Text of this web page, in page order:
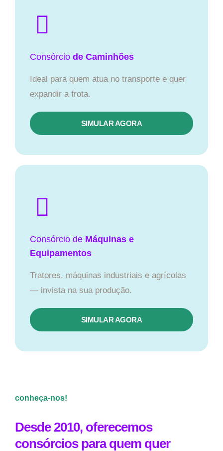
Consórcio de Caminhões
Ideal para quem atua no transporte e quer
expandir a frota.
SIMULAR AGORA
Consórcio de Máquinas e
Equipamentos
Tratores, máquinas industriais e agrícolas
— invista na sua produção.
SIMULAR AGORA
conheça-nos!
Desde 2010, oferecemos
consórcios para quem quer